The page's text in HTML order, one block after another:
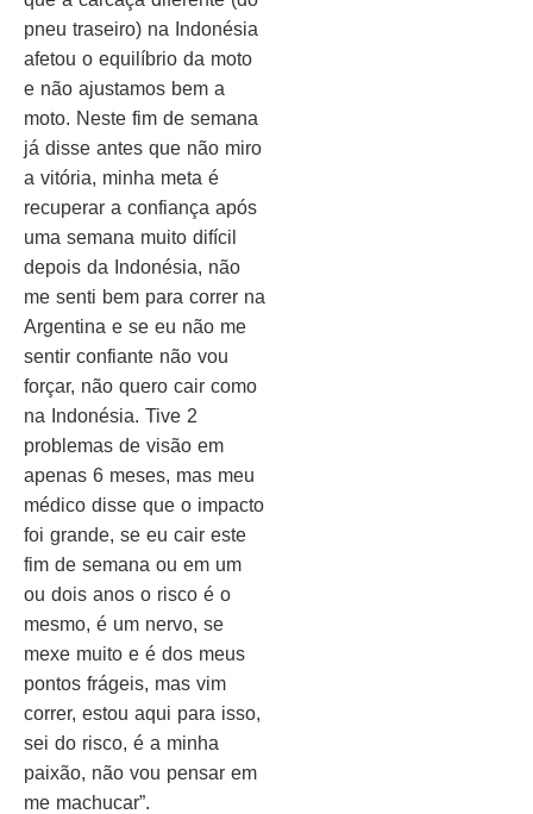
pneu traseiro) na Indonésia
afetou o equilíbrio da moto
e não ajustamos bem a
moto. Neste fim de semana
já disse antes que não miro
a vitória, minha meta é
recuperar a confiança após
uma semana muito difícil
depois da Indonésia, não
me senti bem para correr na
Argentina e se eu não me
sentir confiante não vou
forçar, não quero cair como
na Indonésia. Tive 2
problemas de visão em
apenas 6 meses, mas meu
médico disse que o impacto
foi grande, se eu cair este
fim de semana ou em um
ou dois anos o risco é o
mesmo, é um nervo, se
mexe muito e é dos meus
pontos frágeis, mas vim
correr, estou aqui para isso,
sei do risco, é a minha
paixão, não vou pensar em
me machucar”.